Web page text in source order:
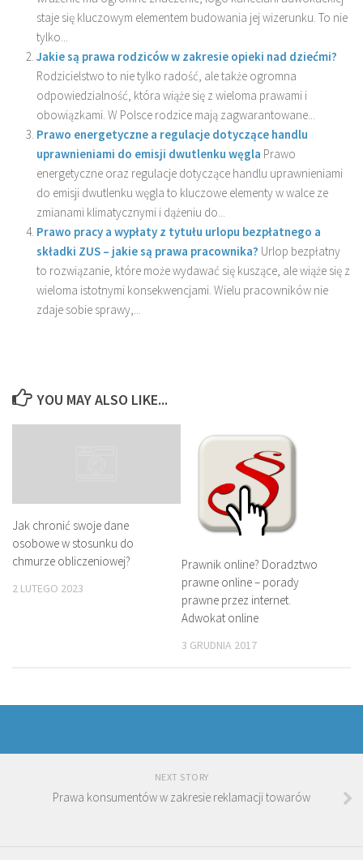
staje się kluczowym elementem budowania jej wizerunku. To nie
tylko...
Jakie są prawa rodziców w zakresie opieki nad dziećmi?
Rodzicielstwo to nie tylko radość, ale także ogromna
odpowiedzialność, która wiąże się z wieloma prawami i
obowiązkami. W Polsce rodzice mają zagwarantowane...
Prawo energetyczne a regulacje dotyczące handlu
uprawnieniami do emisji dwutlenku węgla Prawo
energetyczne oraz regulacje dotyczące handlu uprawnieniami
do emisji dwutlenku węgla to kluczowe elementy w walce ze
zmianami klimatycznymi i dążeniu do...
Prawo pracy a wypłaty z tytułu urlopu bezpłatnego a
składki ZUS – jakie są prawa pracownika? Urlop bezpłatny
to rozwiązanie, które może wydawać się kuszące, ale wiąże się z
wieloma istotnymi konsekwencjami. Wielu pracowników nie
zdaje sobie sprawy,...
YOU MAY ALSO LIKE...
Jak chronić swoje dane
osobowe w stosunku do
chmurze obliczeniowej?
2 LUTEGO 2023
Prawnik online? Doradztwo
prawne online – porady
prawne przez internet.
Adwokat online
3 GRUDNIA 2017
NEXT STORY
Prawa konsumentów w zakresie reklamacji towarów